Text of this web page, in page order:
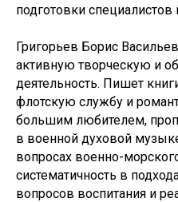
подготовки
Григорьев Борис
активную творческую и
деятельность. Пишет
флотскую службу и
большим любителем,
в военной духовой
вопросах военно-
систематичность в
вопросов воспитания и